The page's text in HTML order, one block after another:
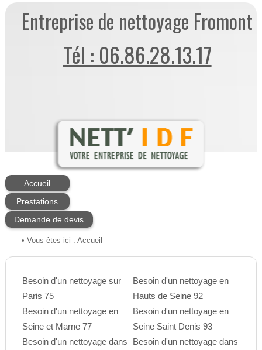
Entreprise de nettoyage Fromont
Tél : 06.86.28.13.17
Accueil
Prestations
Demande de devis
• Vous êtes ici : Accueil
Besoin d'un nettoyage sur
Paris 75
Besoin d'un nettoyage en
Seine et Marne 77
Besoin d'un nettoyage dans
Besoin d'un nettoyage en
Hauts de Seine 92
Besoin d'un nettoyage en
Seine Saint Denis 93
Besoin d'un nettoyage dans